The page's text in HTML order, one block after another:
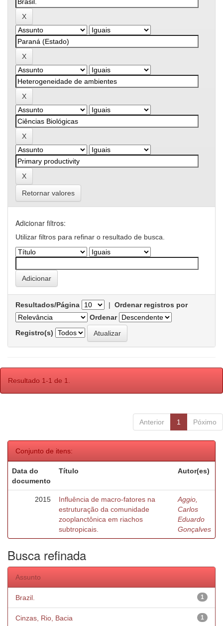
Retornar valores
Adicionar filtros:
Utilizar filtros para refinar o resultado de busca.
Resultados/Página | Ordenar registros por
Ordenar
Registro(s)
Resultado 1-1 de 1.
Anterior 1 Póximo
Conjunto de itens:
Data do
documento
Título Autor(es)
2015
Influência de macro-fatores na
estruturação da comunidade
zooplanctônica em riachos
subtropicais.
Aggio,
Carlos
Eduardo
Gonçalves
Busca refinada
Assunto
1
Brazil.
1
Cinzas, Rio, Bacia